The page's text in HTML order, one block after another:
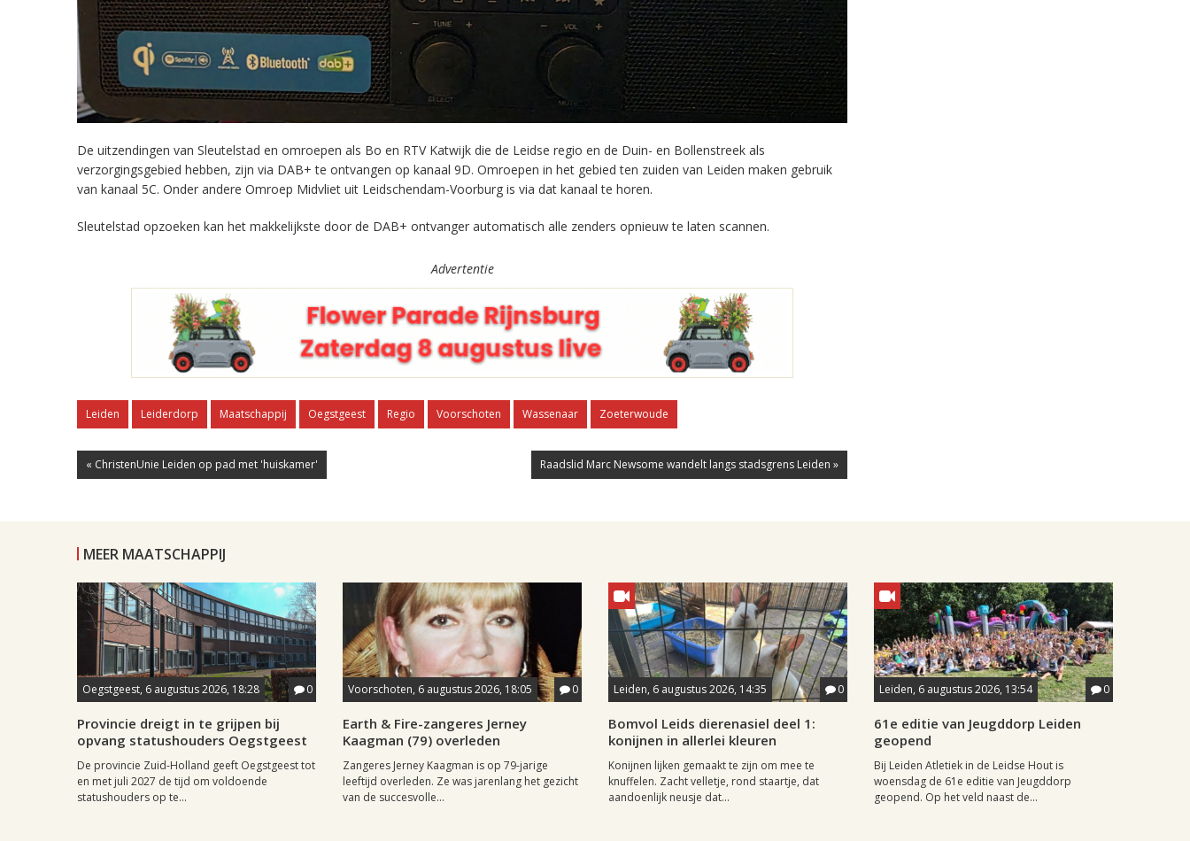
De uitzendingen van Sleutelstad en omroepen als Bo en RTV Katwijk die de Leidse regio en de Duin- en Bollenstreek als
verzorgingsgebied hebben, zijn via DAB+ te ontvangen op kanaal 9D. Omroepen in het gebied ten zuiden van Leiden maken gebruik
van kanaal 5C. Onder andere Omroep Midvliet uit Leidschendam-Voorburg is via dat kanaal te horen.
Sleutelstad opzoeken kan het makkelijkste door de DAB+ ontvanger automatisch alle zenders opnieuw te laten scannen.
Advertentie
Leiden Leiderdorp Maatschappij Oegstgeest Regio Voorschoten Wassenaar Zoeterwoude
« ChristenUnie Leiden op pad met 'huiskamer' Raadslid Marc Newsome wandelt langs stadsgrens Leiden »
MEER MAATSCHAPPIJ
Oegstgeest, 6 augustus 2026, 18:28 0
Provincie dreigt in te grijpen bij
opvang statushouders Oegstgeest
De provincie Zuid-Holland geeft Oegstgeest tot
en met juli 2027 de tijd om voldoende
statushouders op te...
Voorschoten, 6 augustus 2026, 18:05 0
Earth & Fire-zangeres Jerney
Kaagman (79) overleden
Zangeres Jerney Kaagman is op 79-jarige
leeftijd overleden. Ze was jarenlang het gezicht
van de succesvolle...
Leiden, 6 augustus 2026, 14:35 0
Bomvol Leids dierenasiel deel 1:
konijnen in allerlei kleuren
Konijnen lijken gemaakt te zijn om mee te
knuffelen. Zacht velletje, rond staartje, dat
aandoenlijk neusje dat...
Leiden, 6 augustus 2026, 13:54 0
61e editie van Jeugddorp Leiden
geopend
Bij Leiden Atletiek in de Leidse Hout is
woensdag de 61e editie van Jeugddorp
geopend. Op het veld naast de...